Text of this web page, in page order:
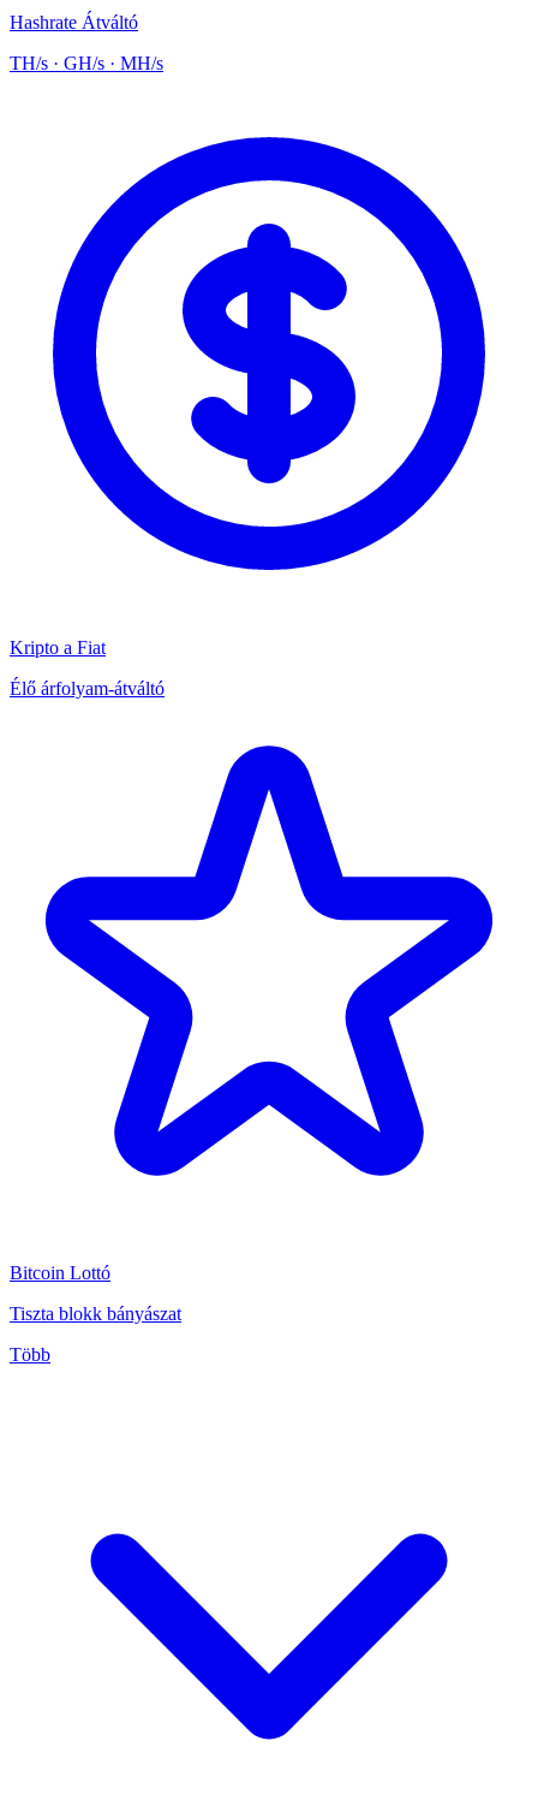
Hashrate Átváltó
TH/s · GH/s · MH/s
Kripto a Fiat
Élő árfolyam-átváltó
Bitcoin Lottó
Tiszta blokk bányászat
Több